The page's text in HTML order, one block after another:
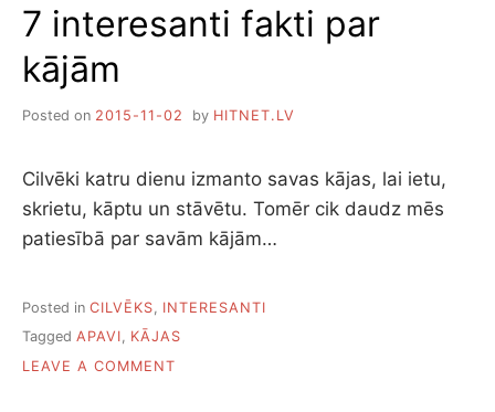
7 interesanti fakti par
kājām
Posted on 2015-11-02 by HITNET.LV
Cilvēki katru dienu izmanto savas kājas, lai ietu,
skrietu, kāptu un stāvētu. Tomēr cik daudz mēs
patiesībā par savām kājām…
Posted in CILVĒKS
INTERESANTI
Tagged APAVI, KĀJAS
LEAVE A COMMENT